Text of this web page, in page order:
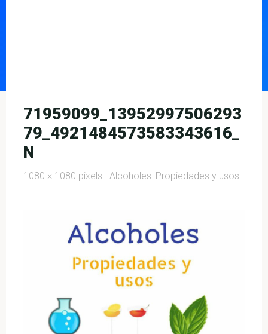
71959099_13952997506293
79_4921484573583343616_
N
Full
1080 × 1080 pixels Alcoholes: Propiedades y usos